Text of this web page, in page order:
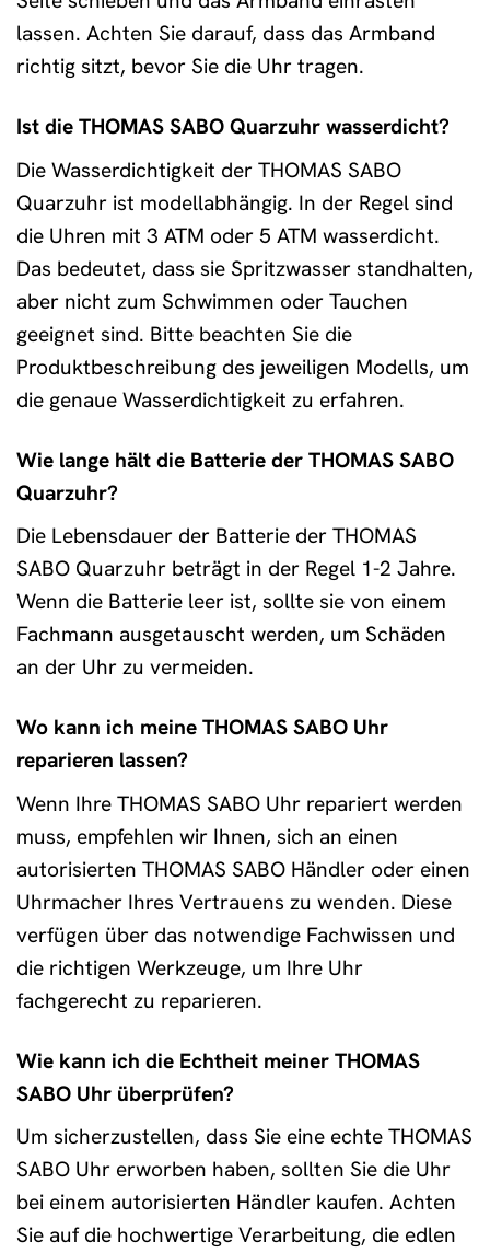
lassen. Achten Sie darauf, dass das Armband
richtig sitzt, bevor Sie die Uhr tragen.
Ist die THOMAS SABO Quarzuhr wasserdicht?
Die Wasserdichtigkeit der THOMAS SABO
Quarzuhr ist modellabhängig. In der Regel sind
die Uhren mit 3 ATM oder 5 ATM wasserdicht.
Das bedeutet, dass sie Spritzwasser standhalten,
aber nicht zum Schwimmen oder Tauchen
geeignet sind. Bitte beachten Sie die
Produktbeschreibung des jeweiligen Modells, um
die genaue Wasserdichtigkeit zu erfahren.
Wie lange hält die Batterie der THOMAS SABO
Quarzuhr?
Die Lebensdauer der Batterie der THOMAS
SABO Quarzuhr beträgt in der Regel 1-2 Jahre.
Wenn die Batterie leer ist, sollte sie von einem
Fachmann ausgetauscht werden, um Schäden
an der Uhr zu vermeiden.
Wo kann ich meine THOMAS SABO Uhr
reparieren lassen?
Wenn Ihre THOMAS SABO Uhr repariert werden
muss, empfehlen wir Ihnen, sich an einen
autorisierten THOMAS SABO Händler oder einen
Uhrmacher Ihres Vertrauens zu wenden. Diese
verfügen über das notwendige Fachwissen und
die richtigen Werkzeuge, um Ihre Uhr
fachgerecht zu reparieren.
Wie kann ich die Echtheit meiner THOMAS
SABO Uhr überprüfen?
Um sicherzustellen, dass Sie eine echte THOMAS
SABO Uhr erworben haben, sollten Sie die Uhr
bei einem autorisierten Händler kaufen. Achten
Sie auf die hochwertige Verarbeitung, die edlen